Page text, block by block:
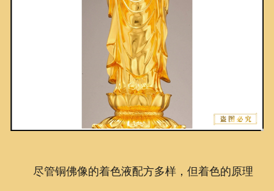
尽管铜佛像的着色液配方多样，但着色的原理